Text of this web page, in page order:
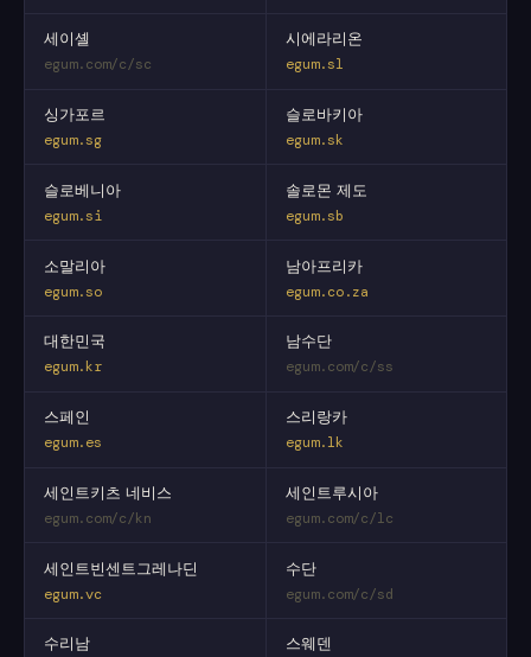
세이셸
egum.com/c/sc
시에라리온
egum.sl
싱가포르
egum.sg
슬로바키아
egum.sk
슬로베니아
egum.si
솔로몬 제도
egum.sb
소말리아
egum.so
남아프리카
egum.co.za
대한민국
egum.kr
남수단
egum.com/c/ss
스페인
egum.es
스리랑카
egum.lk
세인트키츠 네비스
egum.com/c/kn
세인트루시아
egum.com/c/lc
세인트빈센트그레나딘
egum.vc
수단
egum.com/c/sd
수리남 스웨덴